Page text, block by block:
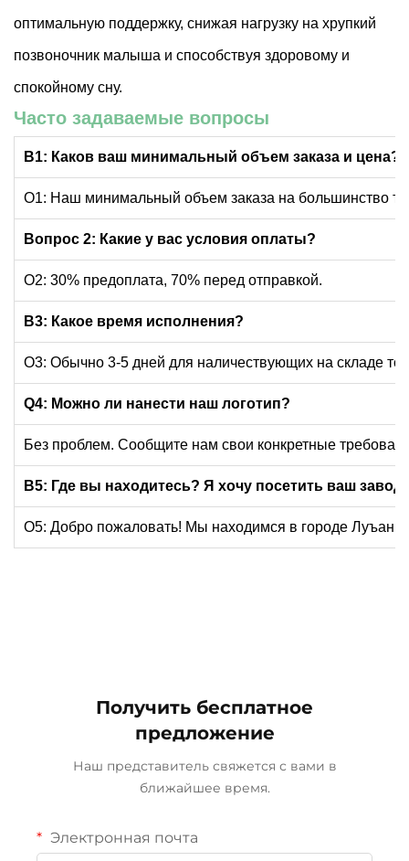
оптимальную поддержку, снижая нагрузку на хрупкий
позвоночник малыша и способствуя здоровому и
спокойному сну.
Часто задаваемые вопросы
В1: Каков ваш минимальный объем заказа и цена?
О1: Наш минимальный объем заказа на большинство
Вопрос 2: Какие у вас условия оплаты?
О2: 30% предоплата, 70% перед отправкой.
В3: Какое время исполнения?
О3: Обычно 3-5 дней для наличествующих на складе
Q4: Можно ли нанести наш логотип?
Без проблем. Сообщите нам свои конкретные
В5: Где вы находитесь? Я хочу посетить ваш
О5: Добро пожаловать! Мы находимся в городе
Получить бесплатное
предложение
Наш представитель свяжется с вами в
ближайшее время.
Электронная почта